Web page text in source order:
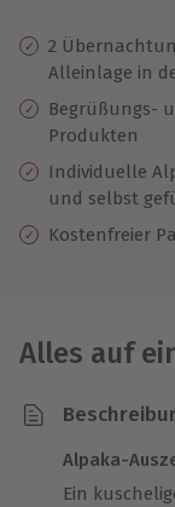
2
Alleinlage in
Begrüßungs-
Produkten
Individuelle
und selbst
Kostenfreier
Alles auf
Alpaka-
Ein